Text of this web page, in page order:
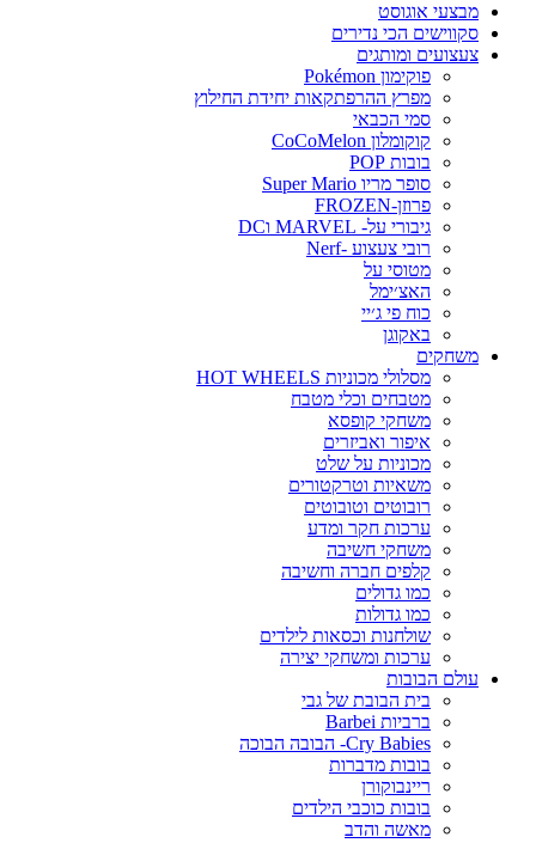
מבצעי אוגוסט
סקווישים הכי נדירים
צעצועים ומותגים
פוקימון Pokémon
מפרץ ההרפתקאות יחידת החילוץ
סמי הכבאי
קוקומלון CoCoMelon
בובות POP
סופר מריו Super Mario
פרוזן-FROZEN
גיבורי על- MARVEL וDC
רובי צעצוע -Nerf
מטוסי על
האצ׳ימל
כוח פי ג׳יי
באקוגן
משחקים
מסלולי מכוניות HOT WHEELS
מטבחים וכלי מטבח
משחקי קופסא
איפור ואביזרים
מכוניות על שלט
משאיות וטרקטורים
רובוטים וטובוטים
ערכות חקר ומדע
משחקי חשיבה
קלפים חברה וחשיבה
כמו גדולים
כמו גדולות
שולחנות וכסאות לילדים
ערכות ומשחקי יצירה
עולם הבובות
בית הבובת של גבי
ברביות Barbei
Cry Babies- הבובה הבוכה
בובות מדברות
ריינבוקורן
בובות כוכבי הילדים
מאשה והדב